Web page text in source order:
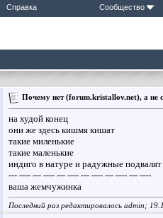
Справка Сообщество
Почему нет (forum.kristallov.net), а не
на худой конец
они же здесь кишмя кишат
такие миленькие
такие маленькие
индиго в натуре и радужные
--- ---- --- ---- --- ---- --- ---- --- ---- --- ----
ваша жемчужинка
Последний раз редактировалось admin;